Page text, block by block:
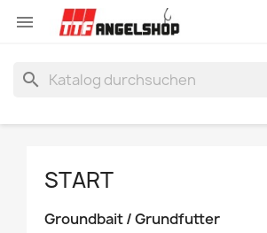

search
START
Groundbait / Grundfutter